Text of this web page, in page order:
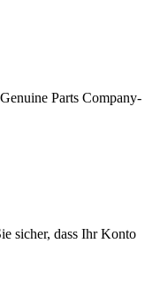
Parts Company-
sicher, dass Ihr Konto